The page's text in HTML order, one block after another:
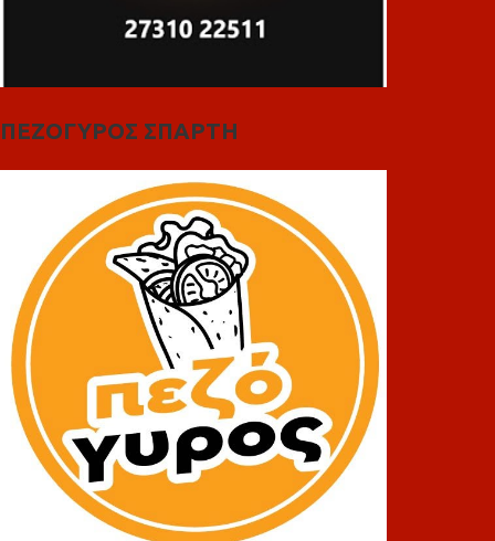
ΠΕΖΟΓΥΡΟΣ ΣΠΑΡΤΗ